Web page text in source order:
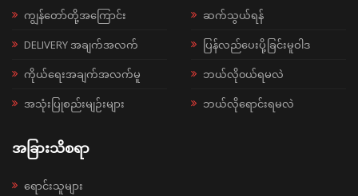
ကျွန်တော်တို့အကြောင်း
DELIVERY အချက်အလက်
ကိုယ်ရေးအချက်အလက်မူ
အသုံးပြုစည်းမျဉ်းများ
ဆက်သွယ်ရန်
ပြန်လည်ပေးပို့ခြင်းမူဝါဒ
ဘယ်လို၀ယ်ရမလဲ
ဘယ်လိုရောင်းရမလဲ
အခြားသိစရာ
ရောင်းသူများ